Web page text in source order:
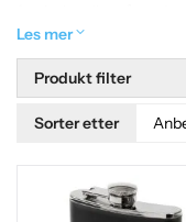
spekter av lommelerker
en diskret sup "ut av
har vi det du trenger.< /p>
Les mer
Produkt filter
Sorter etter